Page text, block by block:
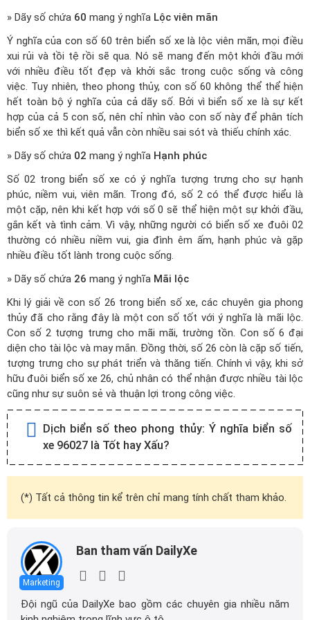
» Dãy số chứa 60 mang ý nghĩa Lộc viên mãn
Ý nghĩa của con số 60 trên biển số xe là lộc viên mãn, mọi điều
xui rủi và tồi tệ rồi sẽ qua. Nó sẽ mang đến một khởi đầu mới
với nhiều điều tốt đẹp và khởi sắc trong cuộc sống và công
việc. Tuy nhiên, theo phong thủy, con số 60 không thể thể hiện
hết toàn bộ ý nghĩa của cả dãy số. Bởi vì biển số xe là sự kết
hợp của cả 5 con số, nên chỉ nhìn vào con số này để phân tích
biển số xe thì kết quả vẫn còn nhiều sai sót và thiếu chính xác.
» Dãy số chứa 02 mang ý nghĩa Hạnh phúc
Số 02 trong biển số xe có ý nghĩa tượng trưng cho sự hạnh
phúc, niềm vui, viên mãn. Trong đó, số 2 có thể được hiểu là
một cặp, nên khi kết hợp với số 0 sẽ thể hiện một sự khởi đầu,
gắn kết và tình cảm. Vì vậy, những người có biển số xe đuôi 02
thường có nhiều niềm vui, gia đình êm ấm, hạnh phúc và gặp
nhiều điều tốt lành trong cuộc sống.
» Dãy số chứa 26 mang ý nghĩa Mãi lộc
Khi lý giải về con số 26 trong biển số xe, các chuyên gia phong
thủy đã cho rằng đây là một con số tốt với ý nghĩa là mãi lộc.
Con số 2 tượng trưng cho mãi mãi, trường tồn. Con số 6 đại
diện cho tài lộc và may mắn. Đồng thời, số 26 còn là cặp số tiến,
tượng trưng cho sự phát triển và thăng tiến. Chính vì vậy, khi sở
hữu đuôi biển số xe 26, chủ nhân có thể nhận được nhiều tài lộc
cũng như sự suôn sẻ và thuận lợi trong công việc.
Dịch biển số theo phong thủy: Ý nghĩa biển số
xe 96027 là Tốt hay Xấu?
(*) Tất cả thông tin kể trên chỉ mang tính chất tham khảo.
Marketing
Ban tham vấn DailyXe
Đội ngũ của DailyXe bao gồm các chuyên gia nhiều năm